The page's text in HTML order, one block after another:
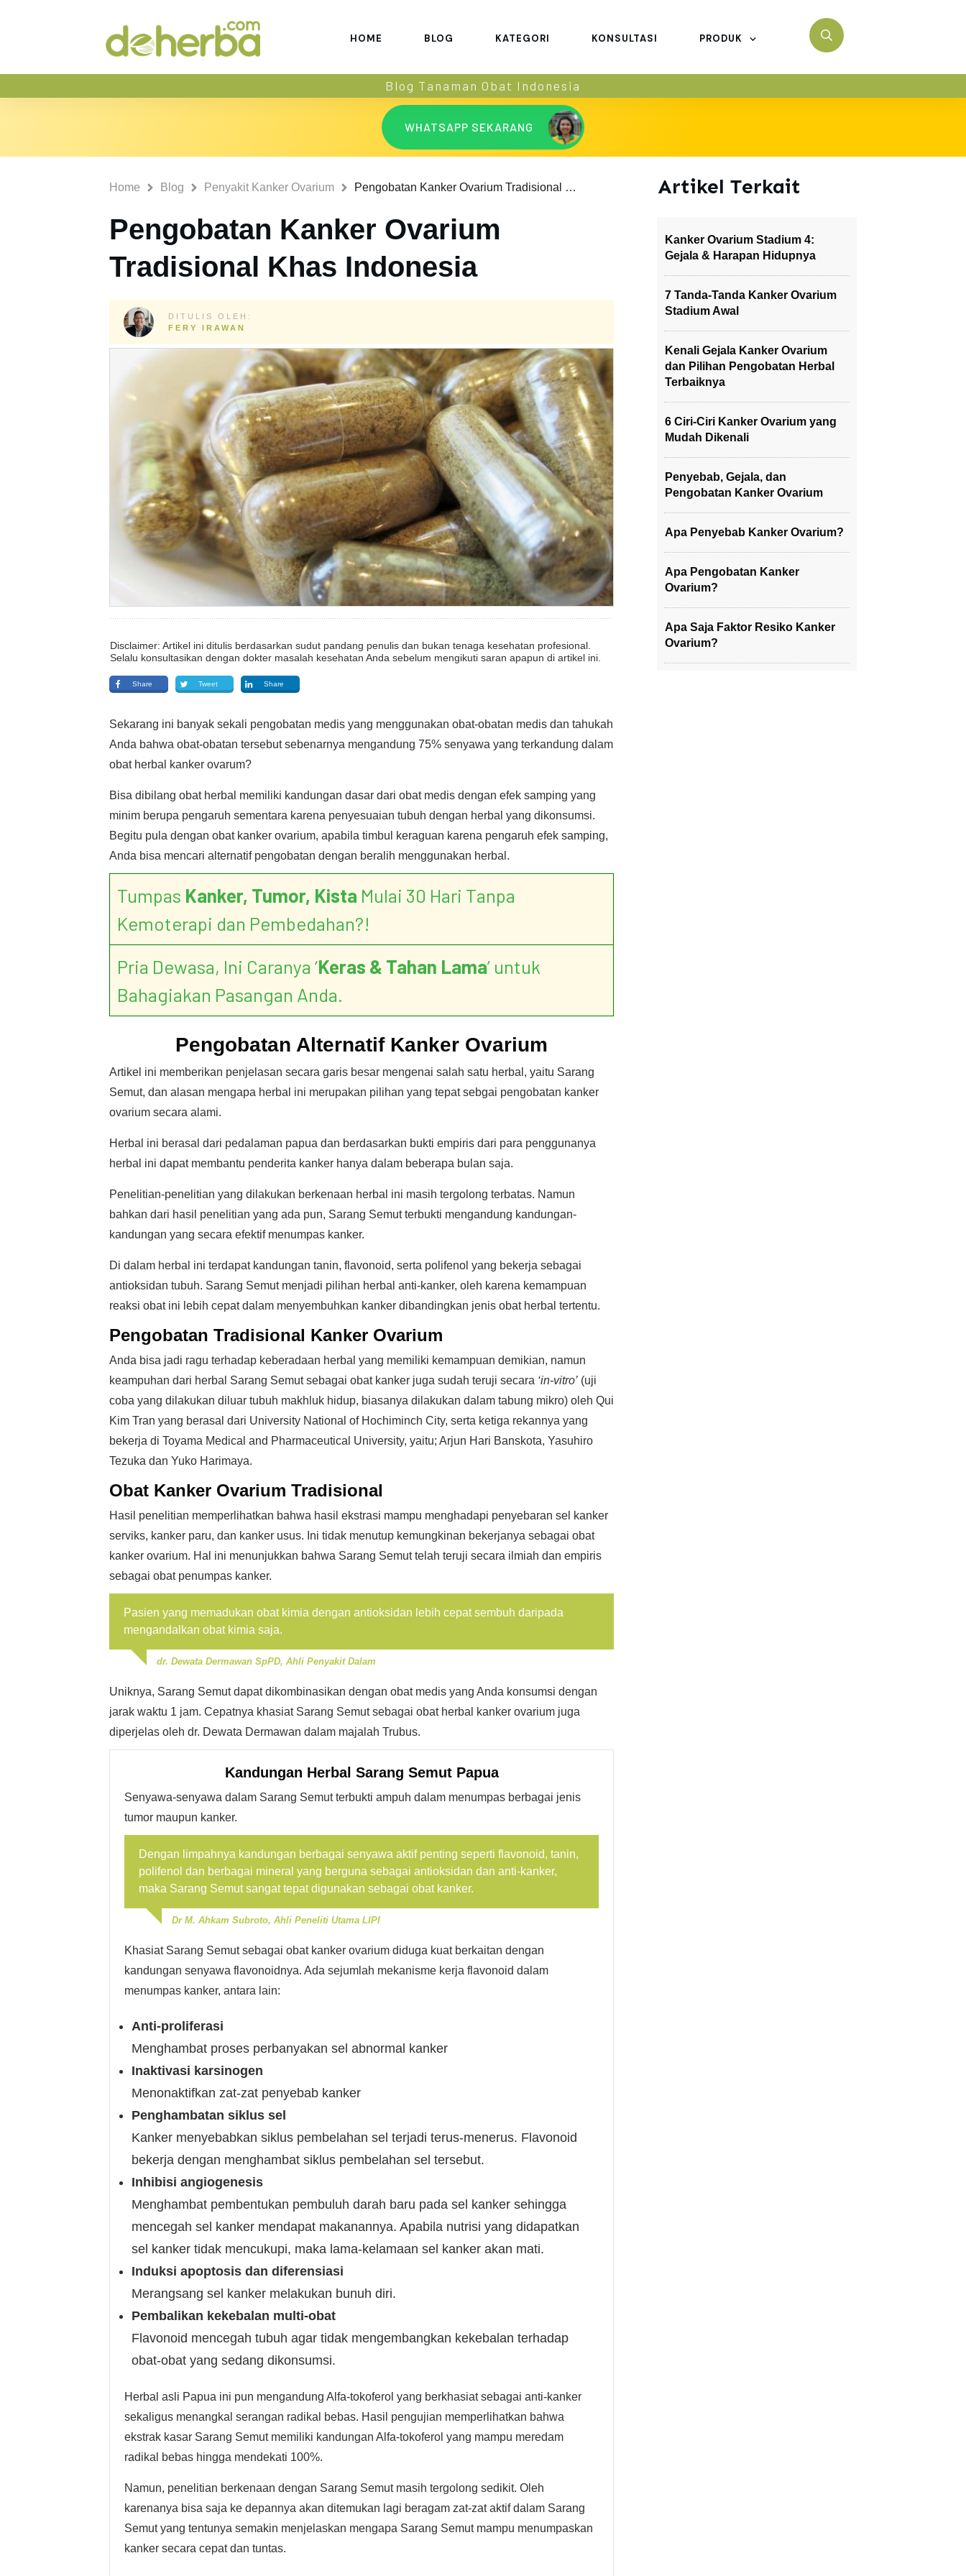
HOME BLOG KATEGORI KONSULTASI PRODUK
Blog Tanaman Obat Indonesia
WHATSAPP SEKARANG
Home Blog Penyakit Kanker Ovarium Pengobatan Kanker Ovarium Tradisional Khas Indonesia
Pengobatan Kanker Ovarium
Tradisional Khas Indonesia
DITULIS OLEH:
FERY IRAWAN
Disclaimer: Artikel ini ditulis berdasarkan sudut pandang penulis dan bukan tenaga kesehatan profesional.
Selalu konsultasikan dengan dokter masalah kesehatan Anda sebelum mengikuti saran apapun di artikel ini.
Share Tweet Share
Sekarang ini banyak sekali pengobatan medis yang menggunakan obat-obatan medis dan tahukah
Anda bahwa obat-obatan tersebut sebenarnya mengandung 75% senyawa yang terkandung dalam
obat herbal kanker ovarum?
Bisa dibilang obat herbal memiliki kandungan dasar dari obat medis dengan efek samping yang
minim berupa pengaruh sementara karena penyesuaian tubuh dengan herbal yang dikonsumsi.
Begitu pula dengan obat kanker ovarium, apabila timbul keraguan karena pengaruh efek samping,
Anda bisa mencari alternatif pengobatan dengan beralih menggunakan herbal.
Tumpas Kanker, Tumor, Kista Mulai 30 Hari Tanpa
Kemoterapi dan Pembedahan?!
Pria Dewasa, Ini Caranya ‘Keras & Tahan Lama’ untuk
Bahagiakan Pasangan Anda.
Pengobatan Alternatif Kanker Ovarium
Artikel ini memberikan penjelasan secara garis besar mengenai salah satu herbal, yaitu Sarang
Semut, dan alasan mengapa herbal ini merupakan pilihan yang tepat sebgai pengobatan kanker
ovarium secara alami.
Herbal ini berasal dari pedalaman papua dan berdasarkan bukti empiris dari para penggunanya
herbal ini dapat membantu penderita kanker hanya dalam beberapa bulan saja.
Penelitian-penelitian yang dilakukan berkenaan herbal ini masih tergolong terbatas. Namun
bahkan dari hasil penelitian yang ada pun, Sarang Semut terbukti mengandung kandungan-
kandungan yang secara efektif menumpas kanker.
Di dalam herbal ini terdapat kandungan tanin, flavonoid, serta polifenol yang bekerja sebagai
antioksidan tubuh. Sarang Semut menjadi pilihan herbal anti-kanker, oleh karena kemampuan
reaksi obat ini lebih cepat dalam menyembuhkan kanker dibandingkan jenis obat herbal tertentu.
Pengobatan Tradisional Kanker Ovarium
Anda bisa jadi ragu terhadap keberadaan herbal yang memiliki kemampuan demikian, namun
keampuhan dari herbal Sarang Semut sebagai obat kanker juga sudah teruji secara ‘in-vitro’ (uji
coba yang dilakukan diluar tubuh makhluk hidup, biasanya dilakukan dalam tabung mikro) oleh Qui
Kim Tran yang berasal dari University National of Hochiminch City, serta ketiga rekannya yang
bekerja di Toyama Medical and Pharmaceutical University, yaitu; Arjun Hari Banskota, Yasuhiro
Tezuka dan Yuko Harimaya.
Obat Kanker Ovarium Tradisional
Hasil penelitian memperlihatkan bahwa hasil ekstrasi mampu menghadapi penyebaran sel kanker
serviks, kanker paru, dan kanker usus. Ini tidak menutup kemungkinan bekerjanya sebagai obat
kanker ovarium. Hal ini menunjukkan bahwa Sarang Semut telah teruji secara ilmiah dan empiris
sebagai obat penumpas kanker.
Pasien yang memadukan obat kimia dengan antioksidan lebih cepat sembuh daripada
mengandalkan obat kimia saja.
dr. Dewata Dermawan SpPD, Ahli Penyakit Dalam
Uniknya, Sarang Semut dapat dikombinasikan dengan obat medis yang Anda konsumsi dengan
jarak waktu 1 jam. Cepatnya khasiat Sarang Semut sebagai obat herbal kanker ovarium juga
diperjelas oleh dr. Dewata Dermawan dalam majalah Trubus.
Kandungan Herbal Sarang Semut Papua
Senyawa-senyawa dalam Sarang Semut terbukti ampuh dalam menumpas berbagai jenis
tumor maupun kanker.
Dengan limpahnya kandungan berbagai senyawa aktif penting seperti flavonoid, tanin,
polifenol dan berbagai mineral yang berguna sebagai antioksidan dan anti-kanker,
maka Sarang Semut sangat tepat digunakan sebagai obat kanker.
Dr M. Ahkam Subroto, Ahli Peneliti Utama LIPI
Khasiat Sarang Semut sebagai obat kanker ovarium diduga kuat berkaitan dengan
kandungan senyawa flavonoidnya. Ada sejumlah mekanisme kerja flavonoid dalam
menumpas kanker, antara lain:
Anti-proliferasi
Menghambat proses perbanyakan sel abnormal kanker
Inaktivasi karsinogen
Menonaktifkan zat-zat penyebab kanker
Penghambatan siklus sel
Kanker menyebabkan siklus pembelahan sel terjadi terus-menerus. Flavonoid
bekerja dengan menghambat siklus pembelahan sel tersebut.
Inhibisi angiogenesis
Menghambat pembentukan pembuluh darah baru pada sel kanker sehingga
mencegah sel kanker mendapat makanannya. Apabila nutrisi yang didapatkan
sel kanker tidak mencukupi, maka lama-kelamaan sel kanker akan mati.
Induksi apoptosis dan diferensiasi
Merangsang sel kanker melakukan bunuh diri.
Pembalikan kekebalan multi-obat
Flavonoid mencegah tubuh agar tidak mengembangkan kekebalan terhadap
obat-obat yang sedang dikonsumsi.
Herbal asli Papua ini pun mengandung Alfa-tokoferol yang berkhasiat sebagai anti-kanker
sekaligus menangkal serangan radikal bebas. Hasil pengujian memperlihatkan bahwa
ekstrak kasar Sarang Semut memiliki kandungan Alfa-tokoferol yang mampu meredam
radikal bebas hingga mendekati 100%.
Namun, penelitian berkenaan dengan Sarang Semut masih tergolong sedikit. Oleh
karenanya bisa saja ke depannya akan ditemukan lagi beragam zat-zat aktif dalam Sarang
Semut yang tentunya semakin menjelaskan mengapa Sarang Semut mampu menumpaskan
kanker secara cepat dan tuntas.
Artikel Terkait
Kanker Ovarium Stadium 4:
Gejala & Harapan Hidupnya
7 Tanda-Tanda Kanker Ovarium
Stadium Awal
Kenali Gejala Kanker Ovarium
dan Pilihan Pengobatan Herbal
Terbaiknya
6 Ciri-Ciri Kanker Ovarium yang
Mudah Dikenali
Penyebab, Gejala, dan
Pengobatan Kanker Ovarium
Apa Penyebab Kanker Ovarium?
Apa Pengobatan Kanker
Ovarium?
Apa Saja Faktor Resiko Kanker
Ovarium?